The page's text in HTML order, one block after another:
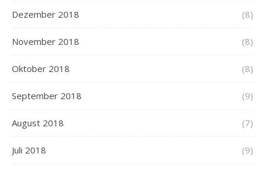
Dezember 2018 (8)
November 2018 (8)
Oktober 2018 (8)
September 2018 (9)
August 2018 (7)
Juli 2018 (9)